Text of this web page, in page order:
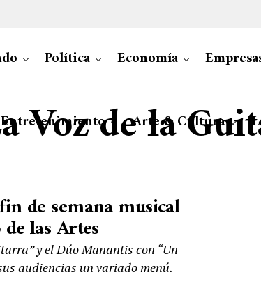
Política Economía
Entretenimiento Arte & Cultura
Voz de la
de semana musical
las Artes
y el Dúo Manantis con “Un
audiencias un variado menú.